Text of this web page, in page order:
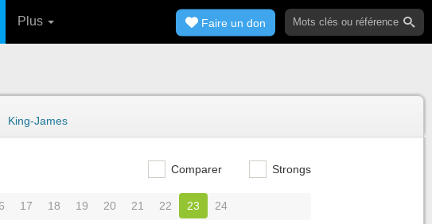
Plus Faire un don
King-James
Comparer Strongs
17 18 19 20 21 22 23 24